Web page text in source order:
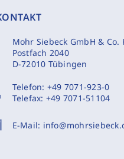
Mohr Siebeck GmbH & Co.
Postfach 2040
D-72010 Tübingen
Telefon: +49 7071-923-0
Telefax: +49 7071-51104
E-Mail: